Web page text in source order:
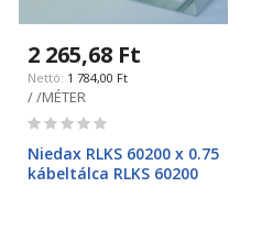
2 265,68 Ft
1 784,00 Ft
/ /MÉTER
Rating:
Niedax RLKS 60200 x 0.75
kábeltálca RLKS 60200